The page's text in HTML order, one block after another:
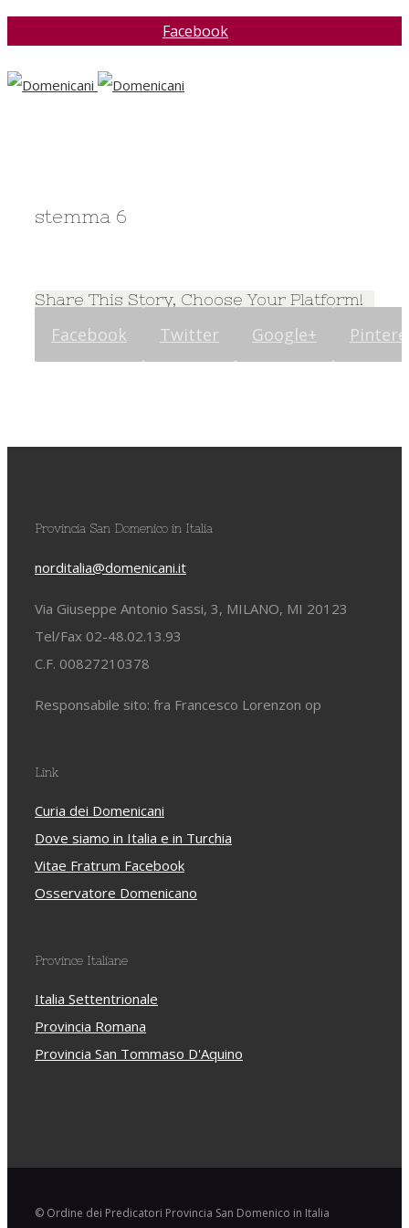
Facebook
stemma 6
Share This Story, Choose Your Platform!
Facebook Twitter Google+
Provincia San Domenico in Italia
norditalia@domenicani.it
Via Giuseppe Antonio Sassi, 3, MILANO, MI 20123
Tel/Fax 02-48.02.13.93
C.F. 00827210378
Responsabile sito: fra Francesco Lorenzon op
Link
Curia dei Domenicani
Dove siamo in Italia e in Turchia
Vitae Fratrum Facebook
Osservatore Domenicano
Province Italiane
Italia Settentrionale
Provincia Romana
Provincia San Tommaso D'Aquino
© Ordine dei Predicatori Provincia San Domenico in Italia